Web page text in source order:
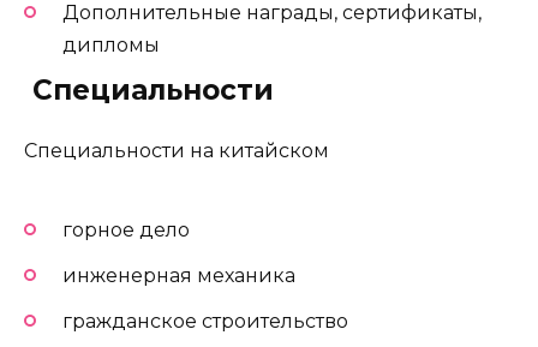
Дополнительные награды, сертификаты,
дипломы
️ Специальности
Специальности на китайском
горное дело
инженерная механика
гражданское строительство